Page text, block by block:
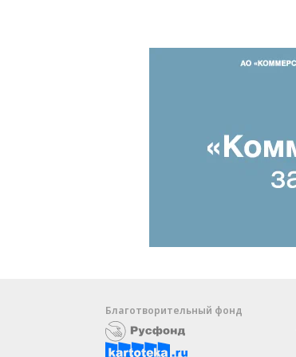
Благотворительный фонд